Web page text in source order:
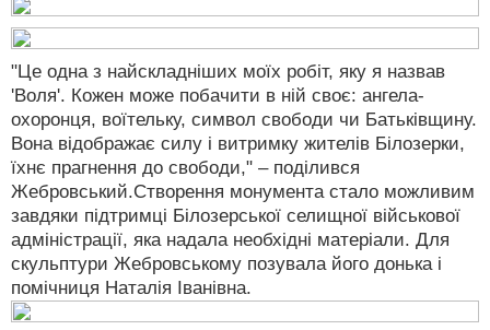
"Це одна з найскладніших моїх робіт, яку я назвав
'Воля'. Кожен може побачити в ній своє: ангела-
охоронця, воїтельку, символ свободи чи Батьківщину.
Вона відображає силу і витримку жителів Білозерки,
їхнє прагнення до свободи," – поділився
Жебровський.Створення монумента стало можливим
завдяки підтримці Білозерської селищної військової
адміністрації, яка надала необхідні матеріали. Для
скульптури Жебровському позувала його донька і
помічниця Наталія Іванівна.